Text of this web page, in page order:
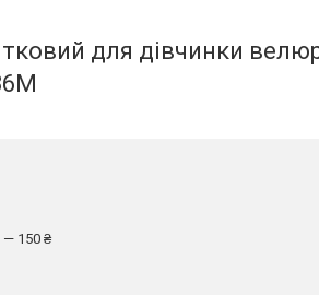
для дівчинки
— 150 ₴